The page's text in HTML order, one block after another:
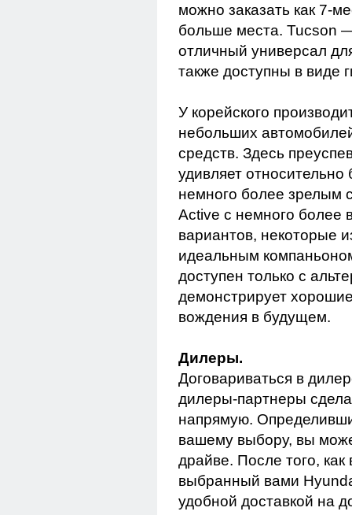
можно заказать как 7-
больше места. Tucson
отличный универсал
также доступны в виде
У корейского
небольших
средств. Здесь
удивляет
немного более зрелым
Active с немного более
вариантов, некоторые
идеальным
доступен только с
демонстрирует
вождения в будущем.
Дилеры.
Договариваться в
дилеры-партнеры
напрямую.
вашему выбору, вы
драйве. После того,
выбранный вами
удобной доставкой на